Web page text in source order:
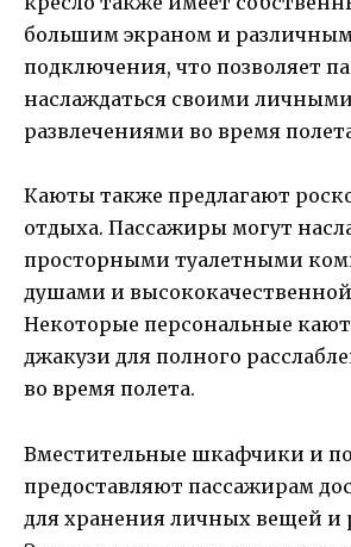
большим экраном и
подключения, что позволяет
наслаждаться своими личными
развлечениями во время
Каюты также предлагают
отдыха. Пассажиры могут
просторными туалетными
душами и
Некоторые персональные
джакузи для полного
во время полета.
Вместительные шкафчики и
предоставляют пассажирам
для хранения личных вещей и